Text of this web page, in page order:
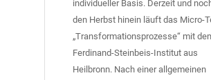
individueller Basis. Derzeit und
den Herbst hinein läuft das Micro-
„Transformationsprozesse“ mit
Ferdinand-Steinbeis-Institut aus
Heilbronn. Nach einer allgemeinen